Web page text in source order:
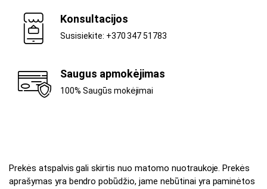
Konsultacijos
Susisiekite: +370 347 51783
Saugus apmokėjimas
100% Saugūs mokėjimai
Prekės atspalvis gali skirtis nuo matomo nuotraukoje. Prekės
aprašymas yra bendro pobūdžio, jame nebūtinai yra paminėtos